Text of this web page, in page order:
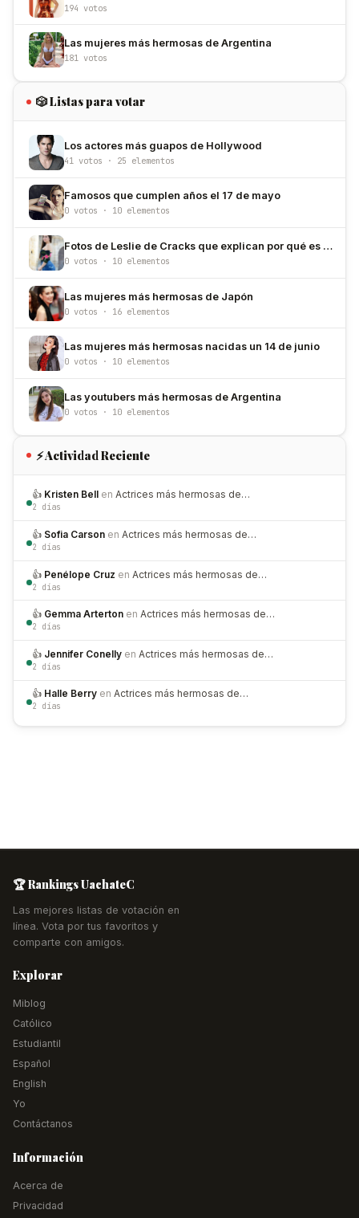
194 votos
Las mujeres más hermosas de Argentina
181 votos
🎲 Listas para votar
Los actores más guapos de Hollywood
41 votos · 25 elementos
Famosos que cumplen años el 17 de mayo
0 votos · 10 elementos
Fotos de Leslie de Cracks que explican por qué es de las más hermosas de México
0 votos · 10 elementos
Las mujeres más hermosas de Japón
0 votos · 16 elementos
Las mujeres más hermosas nacidas un 14 de junio
0 votos · 10 elementos
Las youtubers más hermosas de Argentina
0 votos · 10 elementos
⚡ Actividad Reciente
👍 Kristen Bell en Actrices más hermosas de…
2 días
👍 Sofia Carson en Actrices más hermosas de…
2 días
👍 Penélope Cruz en Actrices más hermosas de…
2 días
👍 Gemma Arterton en Actrices más hermosas de…
2 días
👍 Jennifer Conelly en Actrices más hermosas de…
2 días
👍 Halle Berry en Actrices más hermosas de…
2 días
🏆 Rankings UachateC
Las mejores listas de votación en
línea. Vota por tus favoritos y
comparte con amigos.
Explorar
Miblog
Católico
Estudiantil
Español
English
Yo
Contáctanos
Información
Acerca de
Privacidad